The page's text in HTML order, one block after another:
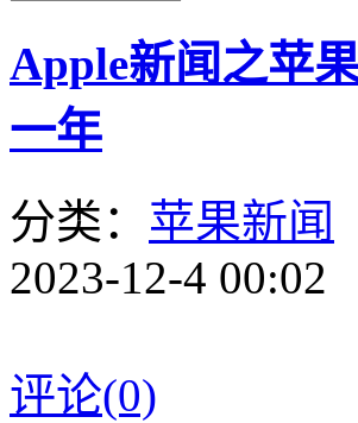
Apple新闻之苹
一年
分类： 苹果新闻
2023-12-4 00:02
评论(0)